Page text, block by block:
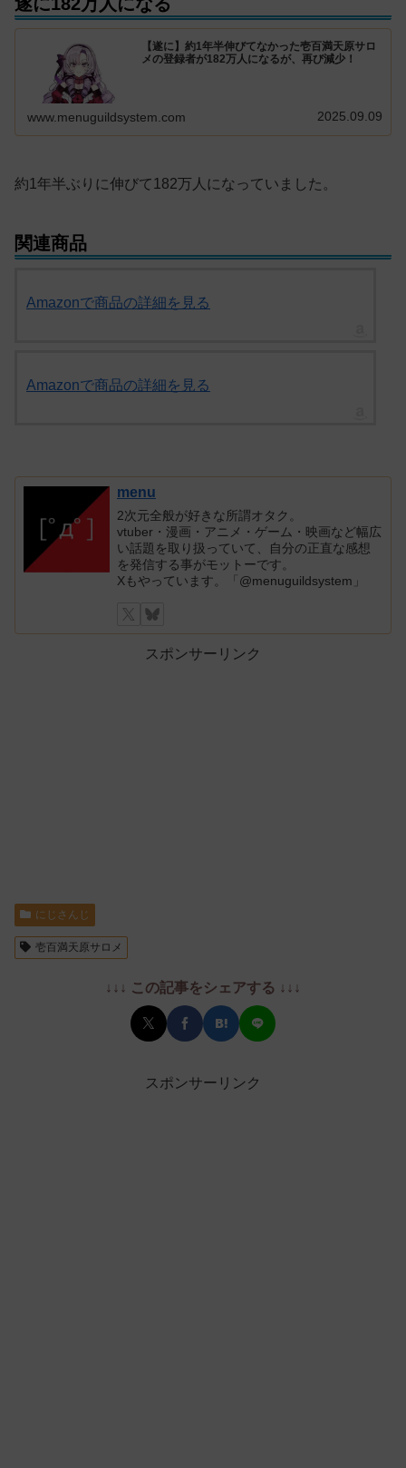
【遂に】約1年半伸びてなかった壱百満天原サロ
メの登録者が182万人になるが、再び減少！
www.menuguildsystem.com 2025.09.09
約1年半ぶりに伸びて182万人になっていました。
関連商品
Amazonで商品の詳細を見る
Amazonで商品の詳細を見る
menu
2次元全般が好きな所謂オタク。
vtuber・漫画・アニメ・ゲーム・映画など幅広
い話題を取り扱っていて、自分の正直な感想
を発信する事がモットーです。
Xもやっています。「@menuguildsystem」
スポンサーリンク
にじさんじ
壱百満天原サロメ
↓↓↓ この記事をシェアする ↓↓↓
スポンサーリンク